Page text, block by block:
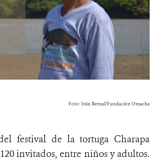
Foto: Iván Bernal/Fundación Omacha
festival de la tortuga Charapa
invitados, entre niños y adultos.